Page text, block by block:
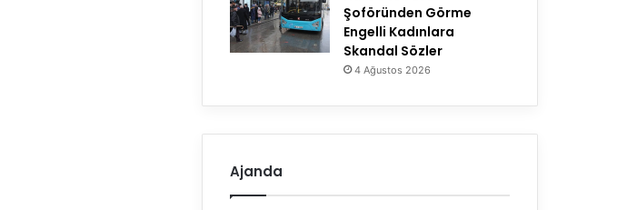
Şoföründen Görme
Engelli Kadınlara
Skandal Sözler
4 Ağustos 2026
Ajanda